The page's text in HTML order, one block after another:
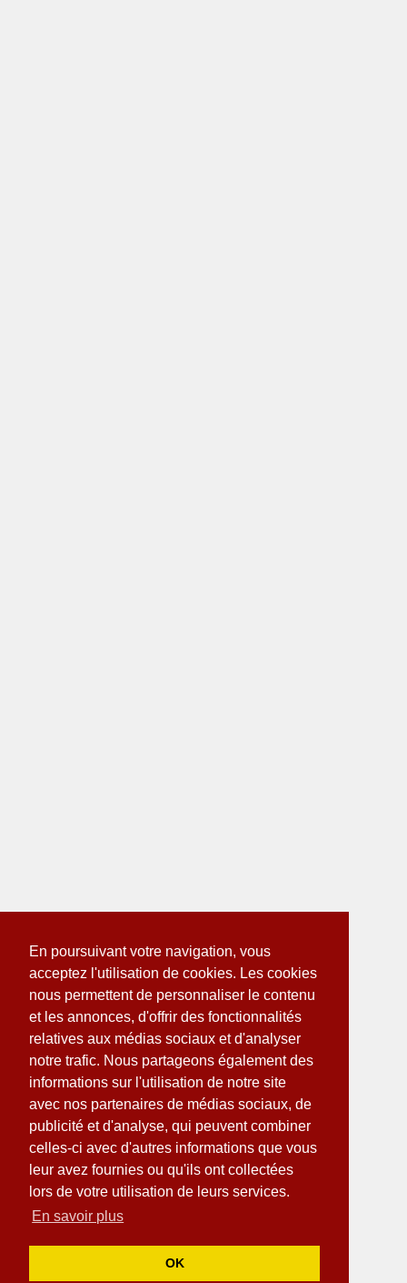
En poursuivant votre navigation, vous
acceptez l'utilisation de cookies. Les cookies
nous permettent de personnaliser le contenu
et les annonces, d'offrir des fonctionnalités
relatives aux médias sociaux et d'analyser
notre trafic. Nous partageons également des
informations sur l'utilisation de notre site
avec nos partenaires de médias sociaux, de
publicité et d'analyse, qui peuvent combiner
celles-ci avec d'autres informations que vous
leur avez fournies ou qu'ils ont collectées
lors de votre utilisation de leurs services.
En savoir plus
OK